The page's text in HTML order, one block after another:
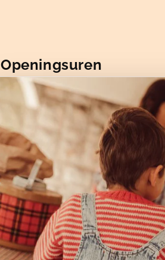
Openingsuren
Maandag: gesloten
Dinsdag t.e.m. vrijdag : 11-18u
Zaterdag: 13u30 - 17u30
Geboortelijsten enkel op afspraak
Afspraak maken